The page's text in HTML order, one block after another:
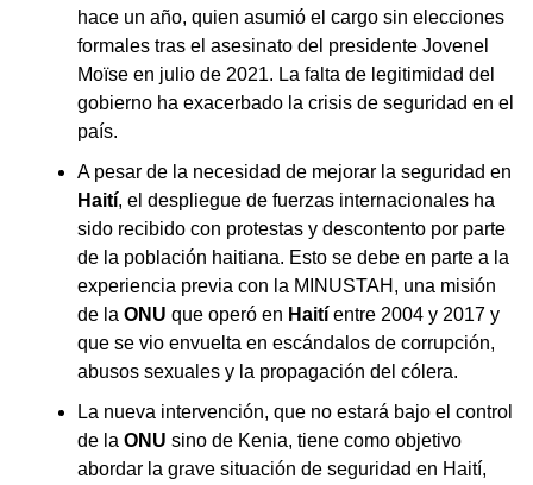
hace un año, quien asumió el cargo sin elecciones
formales tras el asesinato del presidente Jovenel
Moïse en julio de 2021. La falta de legitimidad del
gobierno ha exacerbado la crisis de seguridad en el
país.
A pesar de la necesidad de mejorar la seguridad en
Haití, el despliegue de fuerzas internacionales ha
sido recibido con protestas y descontento por parte
de la población haitiana. Esto se debe en parte a la
experiencia previa con la MINUSTAH, una misión
de la ONU que operó en Haití entre 2004 y 2017 y
que se vio envuelta en escándalos de corrupción,
abusos sexuales y la propagación del cólera.
La nueva intervención, que no estará bajo el control
de la ONU sino de Kenia, tiene como objetivo
abordar la grave situación de seguridad en Haití,